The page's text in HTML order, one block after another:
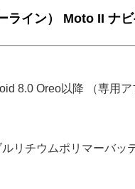
イン） Moto II ナビ
8.0 Oreo以降 （専用
リチウムポリマーバッ